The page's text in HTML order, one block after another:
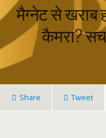
मैग्नेट से खराब
कैमरा?
Share Tweet